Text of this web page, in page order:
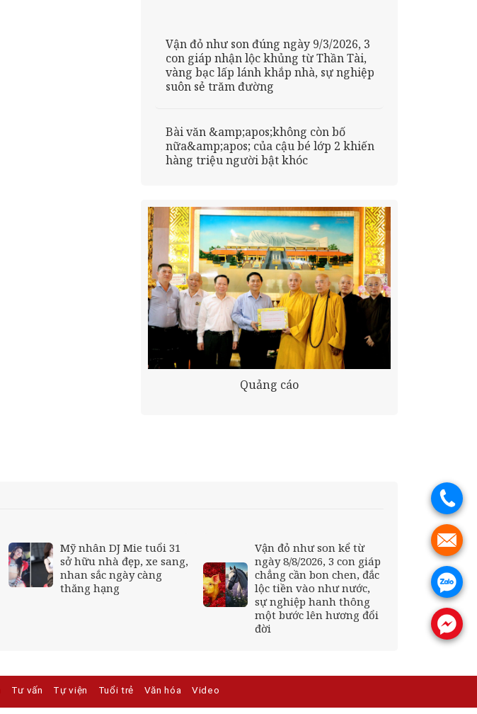
Vận đỏ như son đúng ngày 9/3/2026, 3
con giáp nhận lộc khủng từ Thần Tài,
vàng bạc lấp lánh khắp nhà, sự nghiệp
suôn sẻ trăm đường
Bài văn &amp;apos;không còn bố
nữa&amp;apos; của cậu bé lớp 2 khiến
hàng triệu người bật khóc
Quảng cáo
Mỹ nhân DJ Mie tuổi 31
sở hữu nhà đẹp, xe sang,
nhan sắc ngày càng
thăng hạng
Vận đỏ như son kể từ
ngày 8/8/2026, 3 con giáp
chẳng cần bon chen, đắc
lộc tiền vào như nước,
sự nghiệp hanh thông
một bước lên hương đổi
đời
Tư vấn Tự viện Tuổi trẻ Văn hóa Video
.
.
.
.